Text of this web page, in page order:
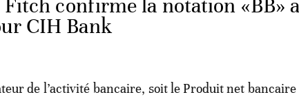
Fitch confirme la notation «BB»
CIH Bank
de l’activité bancaire, soit le Produit net bancaire